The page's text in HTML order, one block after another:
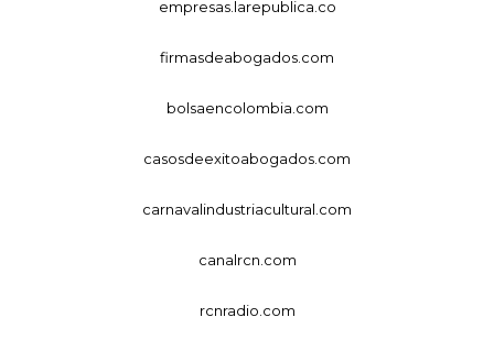
empresas.larepublica.co
firmasdeabogados.com
bolsaencolombia.com
casosdeexitoabogados.com
carnavalindustriacultural.com
canalrcn.com
rcnradio.com